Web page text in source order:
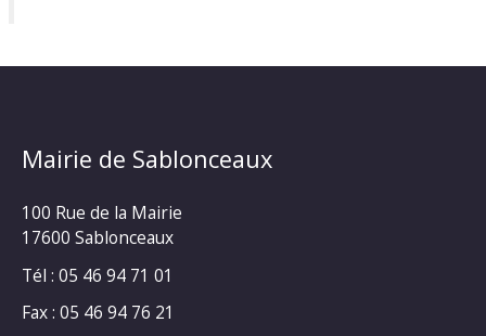
Mairie de Sablonceaux
100 Rue de la Mairie
17600 Sablonceaux
Tél : 05 46 94 71 01
Fax : 05 46 94 76 21